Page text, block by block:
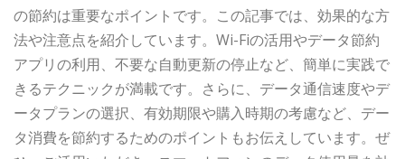
の節約は重要なポイントです。この記事では、効果的な方
法や注意点を紹介しています。Wi-Fiの活用やデータ節約
アプリの利用、不要な自動更新の停止など、簡単に実践で
きるテクニックが満載です。さらに、データ通信速度やデ
ータプランの選択、有効期限や購入時期の考慮など、デー
タ消費を節約するためのポイントもお伝えしています。ぜ